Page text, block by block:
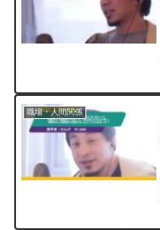
職場・人間関係